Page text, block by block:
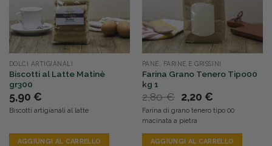
DOLCI ARTIGIANALI
Biscotti al Latte Matinè
gr300
5,90 €
Biscotti artigianali al latte
AGGIUNGI AL CARRELLO
PANE, FARINE E GRISSINI
Farina Grano Tenero Tipo00
kg 1
2,80€ Il
prezzo
originale
era:
2,80 €.
2,20 €
prezzo
attuale
2,20 €.
Farina di grano tenero tipo 00
macinata a pietra
AGGIUNGI AL CARRELLO